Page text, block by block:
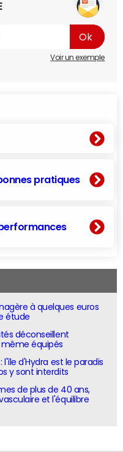
Voir un exemple
pratiques
à quelques euros
étude
déconseillent
même équipés
l'île d'Hydra est le paradis
y sont interdits
de plus de 40 ans,
et l'équilibre